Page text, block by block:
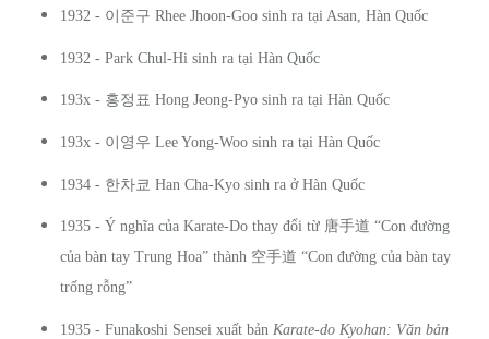
1932 - 이준구 Rhee Jhoon-Goo sinh ra tại Asan, Hàn Quốc
1932 - Park Chul-Hi sinh ra tại Hàn Quốc
193x - 홍정표 Hong Jeong-Pyo sinh ra tại Hàn Quốc
193x - 이영우 Lee Yong-Woo sinh ra tại Hàn Quốc
1934 - 한차쿄 Han Cha-Kyo sinh ra ở Hàn Quốc
1935 - Ý nghĩa của Karate-Do thay đổi từ 唐手道 “Con đường
của bàn tay Trung Hoa” thành 空手道 “Con đường của bàn tay
trống rỗng”
1935 - Funakoshi Sensei xuất bản Karate-do Kyohan: Văn bản